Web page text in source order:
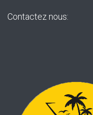
Contactez nous: